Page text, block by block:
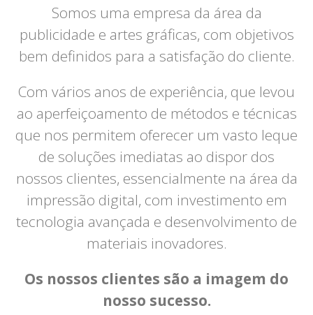
Somos uma empresa da área da
publicidade e artes gráficas, com objetivos
bem definidos para a satisfação do cliente.
Com vários anos de experiência, que levou
ao aperfeiçoamento de métodos e técnicas
que nos permitem oferecer um vasto leque
de soluções imediatas ao dispor dos
nossos clientes, essencialmente na área da
impressão digital, com investimento em
tecnologia avançada e desenvolvimento de
materiais inovadores.
Os nossos clientes são a imagem do
nosso sucesso.